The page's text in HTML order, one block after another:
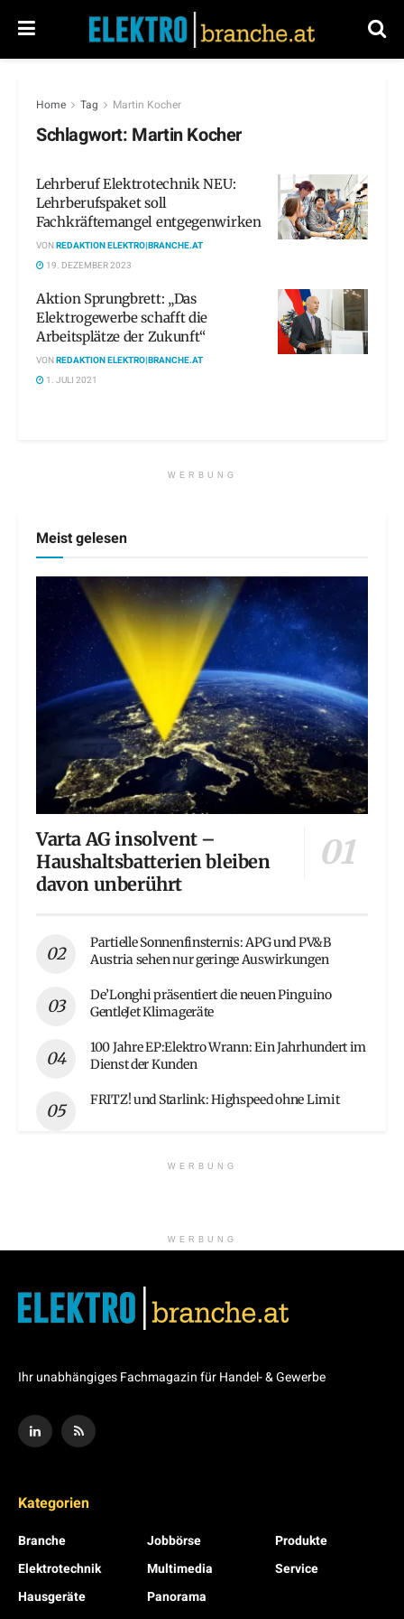
Home Tag Martin Kocher
Schlagwort: Martin Kocher
Lehrberuf Elektrotechnik NEU:
Lehrberufspaket soll
Fachkräftemangel entgegenwirken
VONREDAKTION ELEKTRO|BRANCHE.AT
19. DEZEMBER 2023
Aktion Sprungbrett: „Das
Elektrogewerbe schafft die
Arbeitsplätze der Zukunft“
VONREDAKTION ELEKTRO|BRANCHE.AT
1. JULI 2021
WERBUNG
Meist gelesen
Varta AG insolvent –
Haushaltsbatterien bleiben
davon unberührt
Partielle Sonnenfinsternis: APG und PV&B
Austria sehen nur geringe Auswirkungen
De’Longhi präsentiert die neuen Pinguino
GentleJet Klimageräte
100 Jahre EP:Elektro Wrann: Ein Jahrhundert im
Dienst der Kunden
FRITZ! und Starlink: Highspeed ohne Limit
WERBUNG
WERBUNG
Ihr unabhängiges Fachmagazin für Handel- & Gewerbe
Kategorien
Branche
Elektrotechnik
Hausgeräte
Jobbörse
Multimedia
Panorama
Produkte
Service